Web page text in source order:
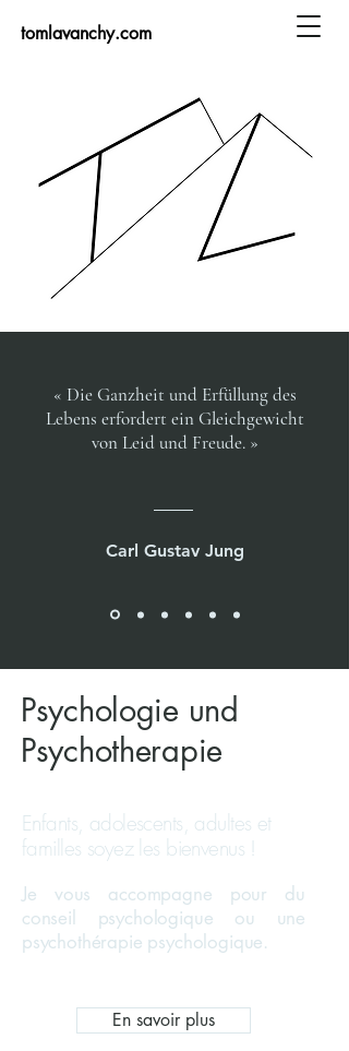
tomlavanchy.com
« Die Ganzheit und Erfüllung des
Lebens erfordert ein Gleichgewicht
von Leid und Freude. »
Carl Gustav Jung
Psychologie und
Psychotherapie
Enfants, adolescents, adultes et
familles soyez les bienvenus !
Je vous accompagne pour du
conseil psychologique ou une
psychothérapie psychologique.
En savoir plus